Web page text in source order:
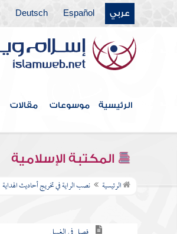
عربي Español
Deutsch
الرئيسية موسوعات مقالات
المكتبة الإسلامية
الرئيسية نصب الراية في تخريج أحاديث الهداية
فهرس الكتاب
كتاب الطهارات